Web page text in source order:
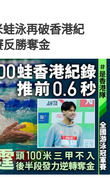
泳再破香港紀
勝奪金